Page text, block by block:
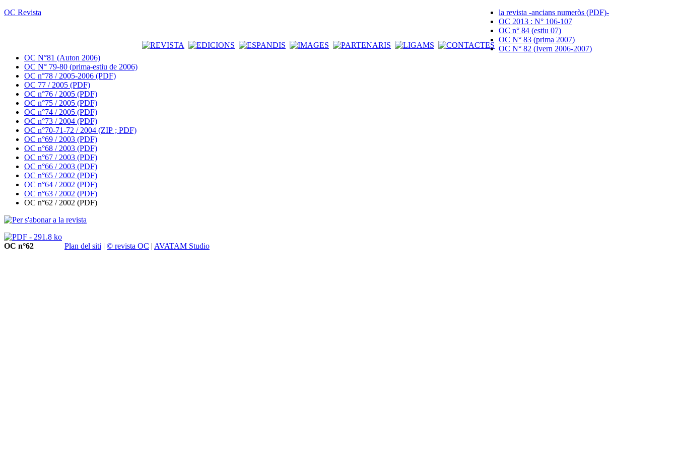
OC Revista
la revista -ancians numeròs (PDF)-
OC 2013 : N° 106-107
OC n° 84 (estiu 07)
OC N° 83 (prima 2007)
OC N° 82 (Ivern 2006-2007)
OC N°81 (Auton 2006)
OC N° 79-80 (prima-estiu de 2006)
OC n°78 / 2005-2006 (PDF)
OC 77 / 2005 (PDF)
OC n°76 / 2005 (PDF)
OC n°75 / 2005 (PDF)
OC n°74 / 2005 (PDF)
OC n°73 / 2004 (PDF)
OC n°70-71-72 / 2004 (ZIP ; PDF)
OC n°69 / 2003 (PDF)
OC n°68 / 2003 (PDF)
OC n°67 / 2003 (PDF)
OC n°66 / 2003 (PDF)
OC n°65 / 2002 (PDF)
OC n°64 / 2002 (PDF)
OC n°63 / 2002 (PDF)
OC n°62 / 2002 (PDF)
OC n°62 Plan del siti | © revista OC | AVATAM Studio